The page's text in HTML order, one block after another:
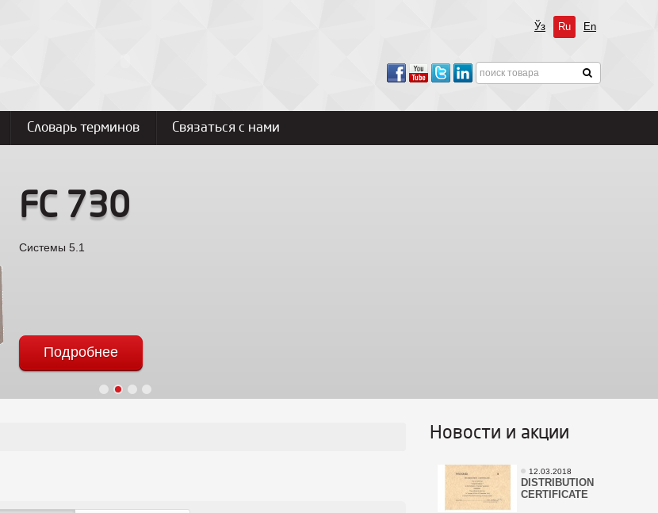
Ўз Ru En
Словарь терминов Связаться с нами
FC 730
Системы 5.1
Подробнее
Новости и акции
12.03.2018
DISTRIBUTION
CERTIFICATE